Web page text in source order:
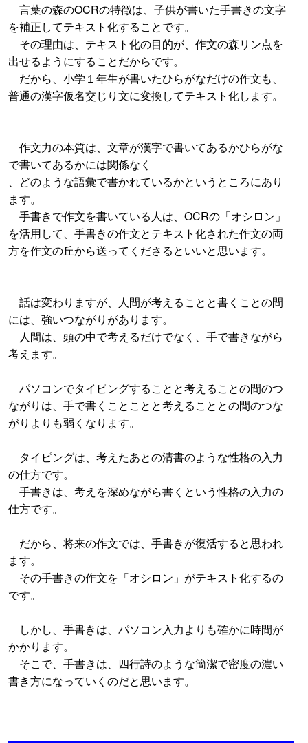
言葉の森のOCRの特徴は、子供が書いた手書きの文字
を補正してテキスト化することです。
その理由は、テキスト化の目的が、作文の森リン点を
出せるようにすることだからです。
だから、小学１年生が書いたひらがなだけの作文も、
普通の漢字仮名交じり文に変換してテキスト化します。
作文力の本質は、文章が漢字で書いてあるかひらがな
で書いてあるかには関係なく
、どのような語彙で書かれているかというところにあり
ます。
手書きで作文を書いている人は、OCRの「オシロン」
を活用して、手書きの作文とテキスト化された作文の両
方を作文の丘から送ってくださるといいと思います。
話は変わりますが、人間が考えることと書くことの間
には、強いつながりがあります。
人間は、頭の中で考えるだけでなく、手で書きながら
考えます。
パソコンでタイピングすることと考えることの間のつ
ながりは、手で書くことことと考えることとの間のつな
がりよりも弱くなります。
タイピングは、考えたあとの清書のような性格の入力
の仕方です。
手書きは、考えを深めながら書くという性格の入力の
仕方です。
だから、将来の作文では、手書きが復活すると思われ
ます。
その手書きの作文を「オシロン」がテキスト化するの
です。
しかし、手書きは、パソコン入力よりも確かに時間が
かかります。
そこで、手書きは、四行詩のような簡潔で密度の濃い
書き方になっていくのだと思います。